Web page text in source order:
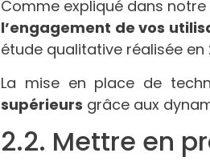
Comme expliqué dans
l’engagement de vos
étude qualitative réalisée en
La mise en place de
supérieurs grâce aux
2.2. Mettre en